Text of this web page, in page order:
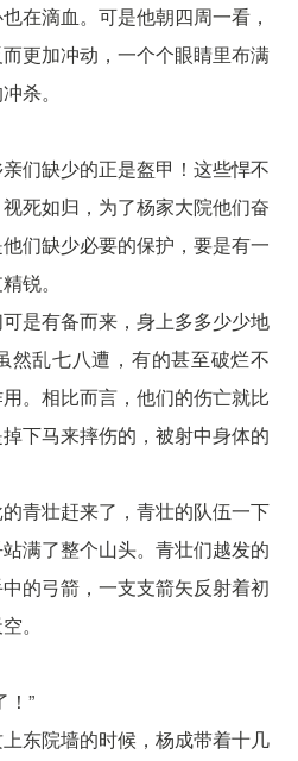
在滴血。可是他朝四周一看，
更加冲动，一个个眼睛里布满
杀。
们缺少的正是盔甲！这些悍不
死如归，为了杨家大院他们奋
们缺少必要的保护，要是有一
锐。
是有备而来，身上多多少少地
然乱七八遭，有的甚至破烂不
。相比而言，他们的伤亡就比
下马来摔伤的，被射中身体的
青壮赶来了，青壮的队伍一下
满了整个山头。青壮们越发的
的弓箭，一支支箭矢反射着初
。
”
东院墙的时候，杨成带着十几